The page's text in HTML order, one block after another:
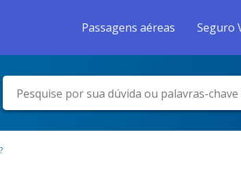
Passagens aéreas Seguro